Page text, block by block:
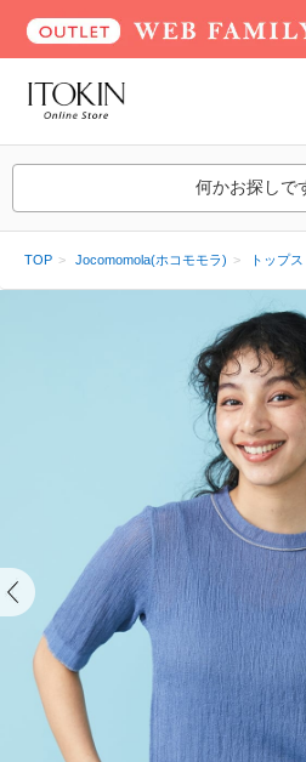
何かお探しで
TOP Jocomomola(ホコモモラ) トップス